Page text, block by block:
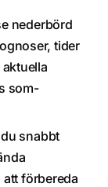
nederbörd
tider
som-
snabbt
förbereda